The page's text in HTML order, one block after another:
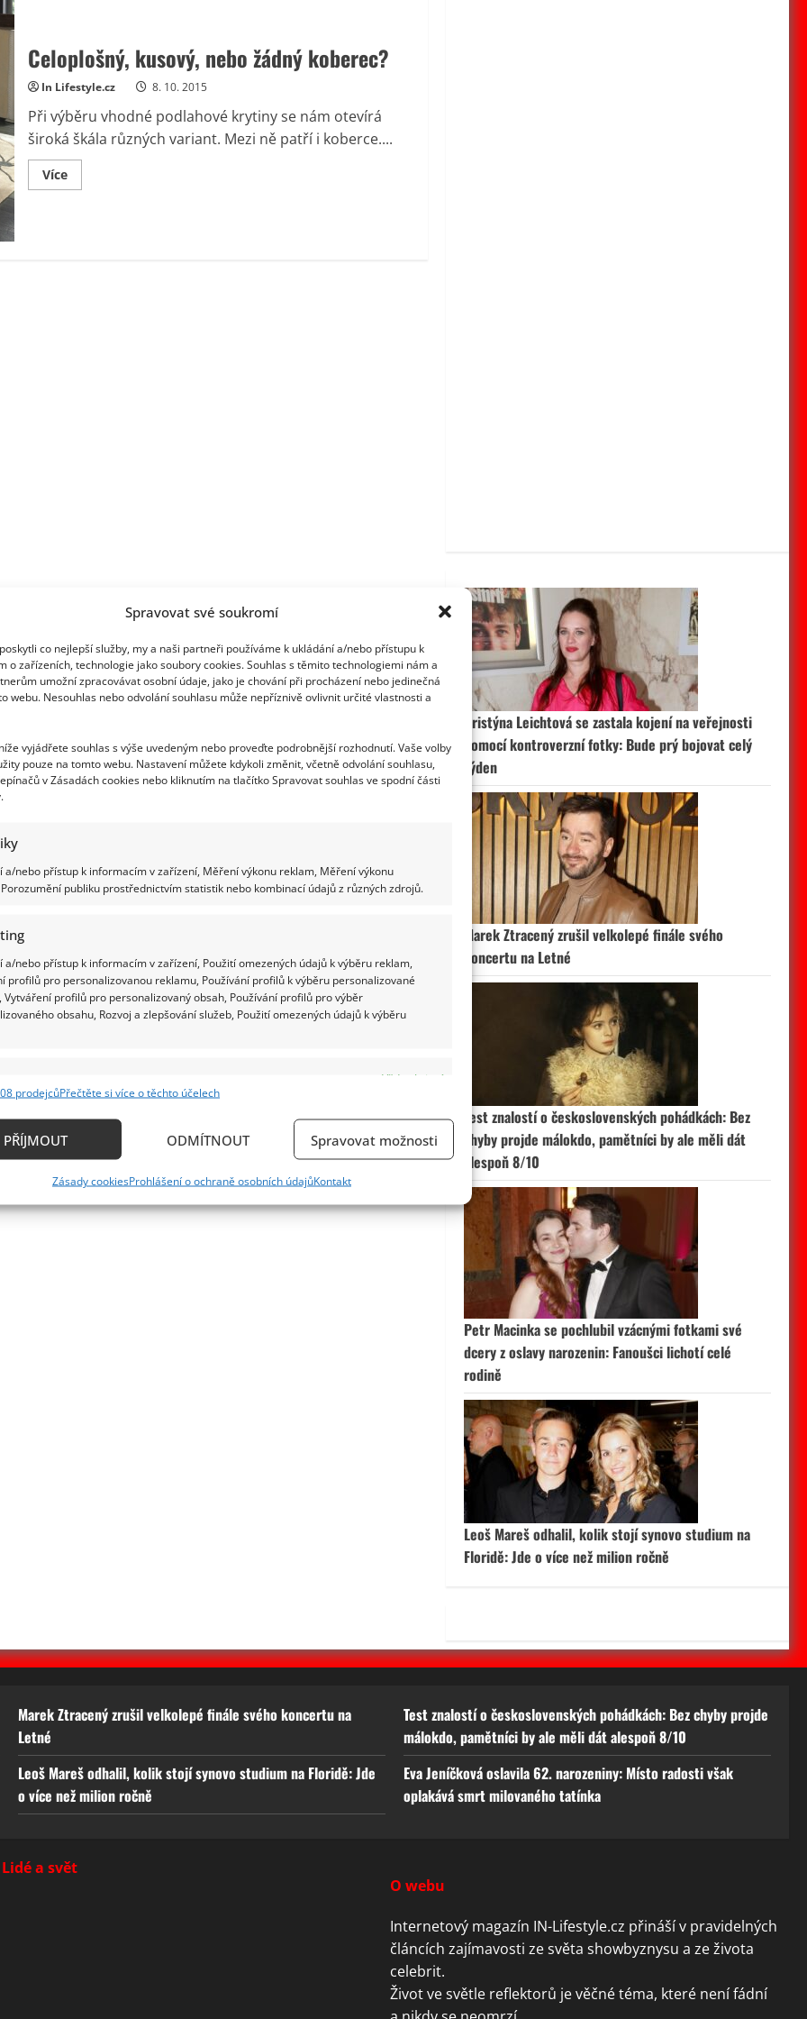
Spravovat své soukromí
co nejlepší služby, my a naši partneři používáme k ukládání a/nebo přístupu k
o zařízeních, technologie jako soubory cookies. Souhlas s těmito technologiemi nám a
umožní zpracovávat osobní údaje, jako je chování při procházení nebo jedinečná
webu. Nesouhlas nebo odvolání souhlasu může nepříznivě ovlivnit určité vlastnosti a
vyjádřete souhlas s výše uvedeným nebo proveďte podrobnější rozhodnutí. Vaše volby
pouze na tomto webu. Nastavení můžete kdykoli změnit, včetně odvolání souhlasu,
v Zásadách cookies nebo kliknutím na tlačítko Spravovat souhlas ve spodní části
a/nebo přístup k informacím v zařízení, Měření výkonu reklam, Měření výkonu
publiku prostřednictvím statistik nebo kombinací údajů z různých zdrojů.
a/nebo přístup k informacím v zařízení, Použití omezených údajů k výběru reklam,
profilů pro personalizovanou reklamu, Používání profilů k výběru personalizované
Vytváření profilů pro personalizovaný obsah, Používání profilů pro výběr
obsahu, Rozvoj a zlepšování služeb, Použití omezených údajů k výběru
Vždy aktivní
zařízení na základě automaticky přenášených informací.
aktivně požadovaných informací.
prodejcůPřečtěte si více o těchto účelech
PŘÍJMOUT ODMÍTNOUT Spravovat možnosti
Zásady cookiesProhlášení o ochraně osobních údajůKontakt
Celoplošný, kusový, nebo žádný koberec?
In Lifestyle.cz 8. 10. 2015
Při výběru vhodné podlahové krytiny se nám otevírá
široká škála různých variant. Mezi ně patří i koberce....
VíceRead
more
Kristýna Leichtová se zastala kojení na veřejnosti
pomocí kontroverzní fotky: Bude prý bojovat celý
týden
Marek Ztracený zrušil velkolepé finále svého
koncertu na Letné
Test znalostí o československých pohádkách: Bez
chyby projde málokdo, pamětníci by ale měli dát
alespoň 8/10
Petr Macinka se pochlubil vzácnými fotkami své
dcery z oslavy narozenin: Fanoušci lichotí celé
rodině
Leoš Mareš odhalil, kolik stojí synovo studium na
Floridě: Jde o více než milion ročně
Marek Ztracený zrušil velkolepé finále svého koncertu na
Letné
Test znalostí o československých pohádkách: Bez chyby projde
málokdo, pamětníci by ale měli dát alespoň 8/10
Leoš Mareš odhalil, kolik stojí synovo studium na Floridě: Jde
o více než milion ročně
Eva Jeníčková oslavila 62. narozeniny: Místo radosti však
oplakává smrt milovaného tatínka
Lidé a svět
O webu
Internetový magazín IN-Lifestyle.cz přináší v pravidelných
článcích zajímavosti ze světa showbyznysu a ze života
celebrit.
Život ve světle reflektorů je věčné téma, které není fádní